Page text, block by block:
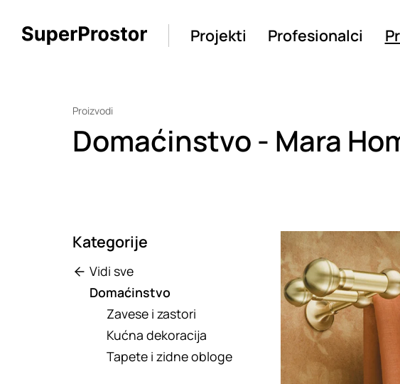
Projekti Profesionalci
Proizvodi
Domaćinstvo - Mara
Kategorije
Vidi sve
Domaćinstvo
Zavese i zastori
Kućna dekoracija
Tapete i zidne obloge
Loading